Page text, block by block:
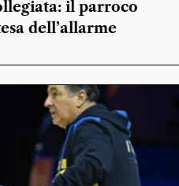
il parroco
dell’allarme